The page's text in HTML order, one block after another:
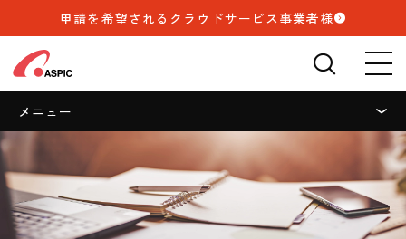
申請を希望されるクラウドサービス事業者様
🔍
検索
メニュー